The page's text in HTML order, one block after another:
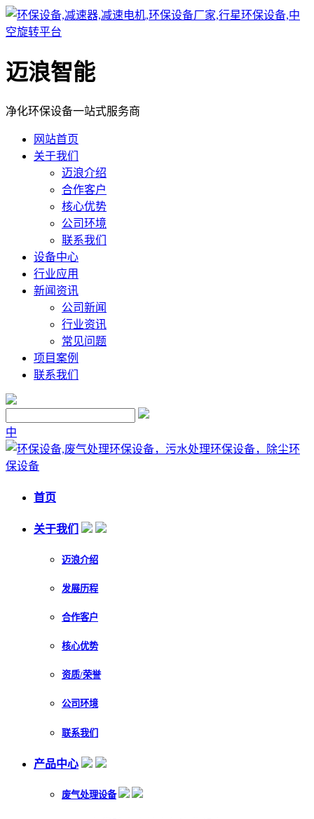
迈浪智能
净化环保设备一站式服务商
网站首页
关于我们
迈浪介绍
合作客户
核心优势
公司环境
联系我们
设备中心
行业应用
新闻资讯
公司新闻
行业资讯
常见问题
项目案例
联系我们
中
首页
关于我们
迈浪介绍
发展历程
合作客户
核心优势
资质/荣誉
公司环境
联系我们
产品中心
废气处理设备